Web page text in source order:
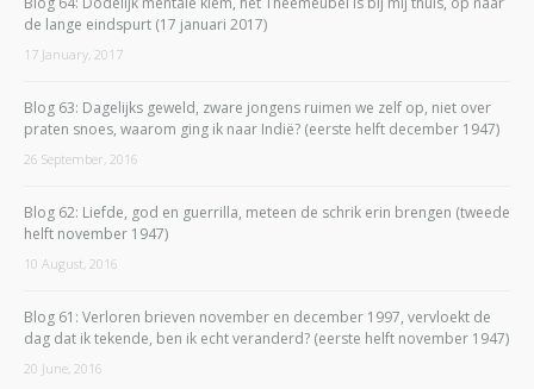
de lange eindspurt (17 januari 2017)
17 January, 2017
Blog 63: Dagelijks geweld, zware jongens ruimen we zelf op, niet over
praten snoes, waarom ging ik naar Indië? (eerste helft december 1947)
26 September, 2016
Blog 62: Liefde, god en guerrilla, meteen de schrik erin brengen (tweede
helft november 1947)
10 August, 2016
Blog 61: Verloren brieven november en december 1997, vervloekt de
dag dat ik tekende, ben ik echt veranderd? (eerste helft november 1947)
20 June, 2016